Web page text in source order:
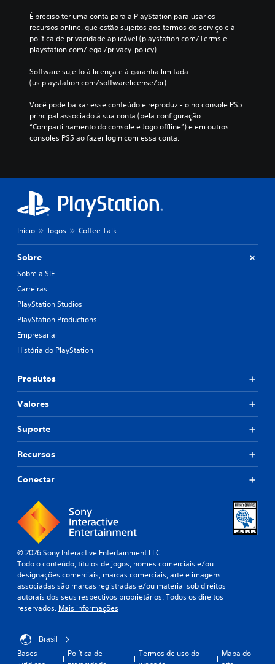
É preciso ter uma conta para a PlayStation para usar os
recursos online, que estão sujeitos aos termos de serviço e à
política de privacidade aplicável (playstation.com/Terms e
playstation.com/legal/privacy-policy).
Software sujeito à licença e à garantia limitada
(us.playstation.com/softwarelicense/br).
Você pode baixar esse conteúdo e reproduzi-lo no console PS5
principal associado à sua conta (pela configuração
“Compartilhamento do console e Jogo offline”) e em outros
consoles PS5 ao fazer login com essa conta.
Início Jogos Coffee Talk
Sobre
Sobre a SIE
Carreiras
PlayStation Studios
PlayStation Productions
Empresarial
História do PlayStation
Produtos
Valores
Suporte
Recursos
Conectar
© 2026 Sony Interactive Entertainment LLC
Todo o conteúdo, títulos de jogos, nomes comerciais e/ou
designações comerciais, marcas comerciais, arte e imagens
associadas são marcas registradas e/ou material sob direitos
autorais dos seus respectivos proprietários. Todos os direitos
reservados. Mais informações
Brasil
Bases
Política de
Termos de uso do
Mapa do